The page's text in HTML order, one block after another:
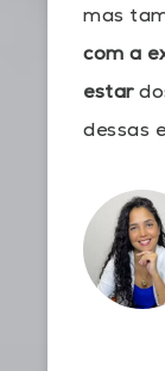
mas
com a
estar
dessas